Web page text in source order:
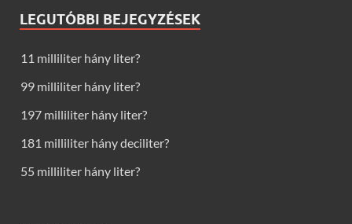
LEGUTÓBBI BEJEGYZÉSEK
11 milliliter hány liter?
99 milliliter hány liter?
197 milliliter hány liter?
181 milliliter hány deciliter?
55 milliliter hány liter?